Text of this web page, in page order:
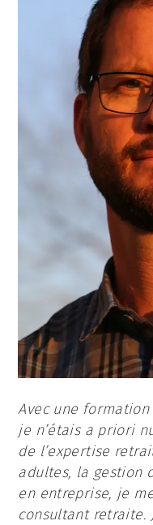
Avec une
je n’étais a priori
de l’expertise
adultes, la gestion
en entreprise, je
consultant retraite.